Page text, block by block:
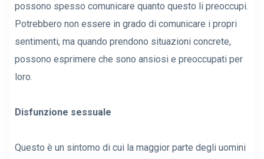
possono spesso comunicare quanto questo li preoccupi.
Potrebbero non essere in grado di comunicare i propri
sentimenti, ma quando prendono situazioni concrete,
possono esprimere che sono ansiosi e preoccupati per
loro.
Disfunzione sessuale
Questo è un sintomo di cui la maggior parte degli uomini